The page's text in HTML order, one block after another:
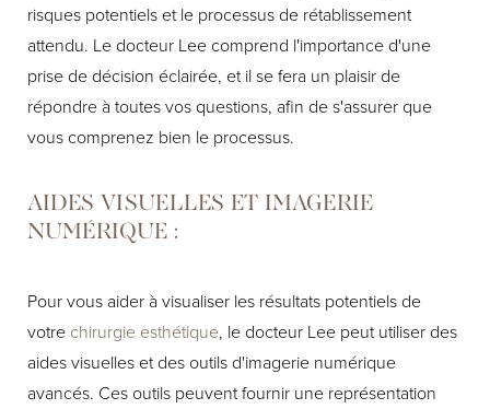
risques potentiels et le processus de rétablissement
attendu. Le docteur Lee comprend l'importance d'une
prise de décision éclairée, et il se fera un plaisir de
répondre à toutes vos questions, afin de s'assurer que
vous comprenez bien le processus.
AIDES VISUELLES ET IMAGERIE
NUMÉRIQUE :
Pour vous aider à visualiser les résultats potentiels de
votre chirurgie esthétique, le docteur Lee peut utiliser des
aides visuelles et des outils d'imagerie numérique
avancés. Ces outils peuvent fournir une représentation